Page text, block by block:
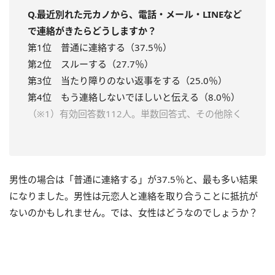
Q.最近別れた元カノから、電話・メール・LINEなど
で連絡がきたらどうしますか？
第1位 普通に連絡する（37.5％）
第2位 スルーする（27.7％）
第3位 当たり障りのない返事をする（25.0％）
第4位 もう連絡しないでほしいと伝える（8.0％）
（※1）有効回答数112人。単数回答式、その他除く
男性の場合は「普通に連絡する」が37.5％と、最も多い結果
になりました。男性は元恋人と連絡を取り合うことに抵抗が
ないのかもしれません。では、女性はどうなのでしょうか？